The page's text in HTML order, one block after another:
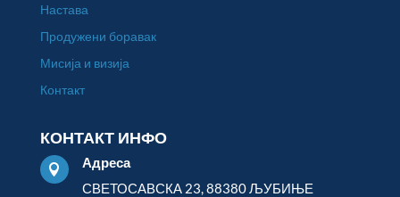
Настава
Продужени боравак
Мисија и визија
Контакт
КОНТАКТ ИНФО

Адреса
СВЕТОСАВСКА 23, 88380 ЉУБИЊЕ